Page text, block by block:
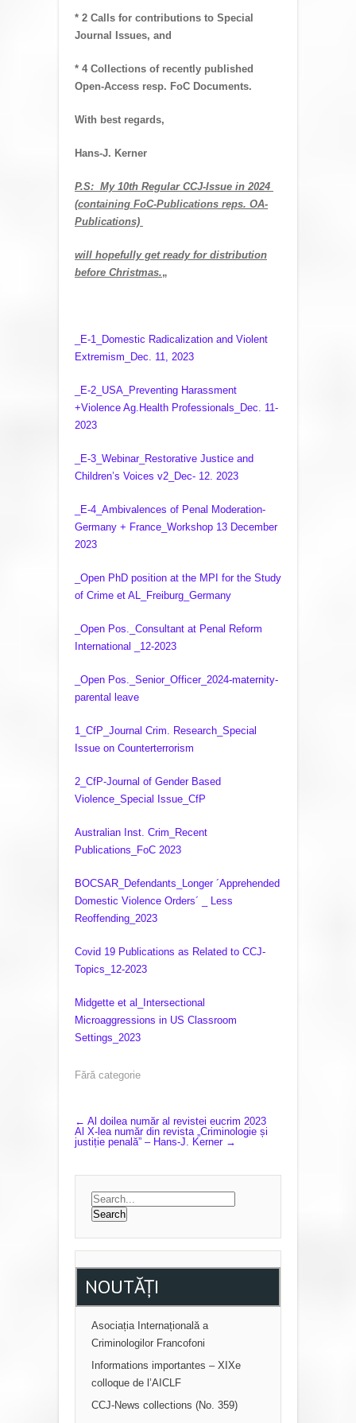
* 2 Calls for contributions to Special
Journal Issues, and
* 4 Collections of recently published
Open-Access resp. FoC Documents.
With best regards,
Hans-J. Kerner
P.S: My 10th Regular CCJ-Issue in 2024
(containing FoC-Publications reps. OA-
Publications)
will hopefully get ready for distribution
before Christmas.„
_E-1_Domestic Radicalization and Violent
Extremism_Dec. 11, 2023
_E-2_USA_Preventing Harassment
+Violence Ag.Health Professionals_Dec. 11-
2023
_E-3_Webinar_Restorative Justice and
Children’s Voices v2_Dec- 12. 2023
_E-4_Ambivalences of Penal Moderation-
Germany + France_Workshop 13 December
2023
_Open PhD position at the MPI for the Study
of Crime et AL_Freiburg_Germany
_Open Pos._Consultant at Penal Reform
International _12-2023
_Open Pos._Senior_Officer_2024-maternity-
parental leave
1_CfP_Journal Crim. Research_Special
Issue on Counterterrorism
2_CfP-Journal of Gender Based
Violence_Special Issue_CfP
Australian Inst. Crim_Recent
Publications_FoC 2023
BOCSAR_Defendants_Longer ´Apprehended
Domestic Violence Orders´ _ Less
Reoffending_2023
Covid 19 Publications as Related to CCJ-
Topics_12-2023
Midgette et al_Intersectional
Microaggressions in US Classroom
Settings_2023
Fără categorie
P
O
S
A
V
← Al doilea număr al revistei eucrim 2023
Al X-lea număr din revista „Criminologie și
justiție penală” – Hans-J. Kerner →
NOUTĂȚI
Asociația Internațională a
Criminologilor Francofoni
Informations importantes – XIXe
colloque de l’AICLF
CCJ-News collections (No. 359)